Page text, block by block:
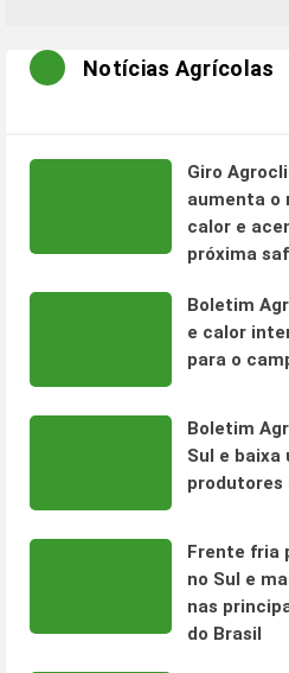
Notícias Agrícolas
Giro
aumenta o
calor e
próxima
Boletim
e calor
para o
Boletim
Sul e baixa
produtores
Frente fria
no Sul e
nas
do Brasil